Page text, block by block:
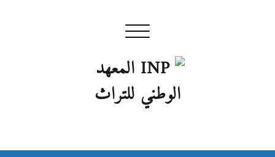
Toggle navigation